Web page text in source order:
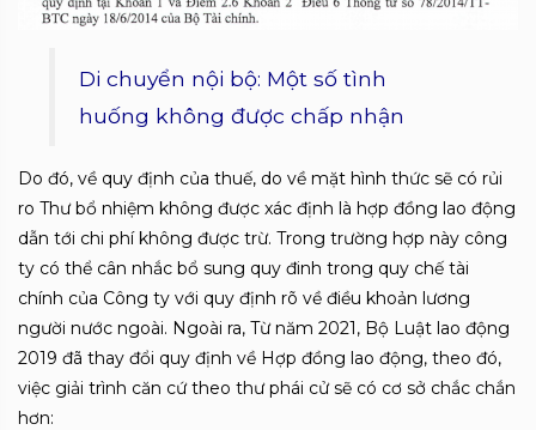
Di chuyển nội bộ: Một số tình
huống không được chấp nhận
Do đó, về quy định của thuế, do về mặt hình thức sẽ có rủi
ro Thư bổ nhiệm không được xác định là hợp đồng lao động
dẫn tới chi phí không được trừ. Trong trường hợp này công
ty có thể cân nhắc bổ sung quy đinh trong quy chế tài
chính của Công ty với quy định rõ về điều khoản lương
người nước ngoài. Ngoài ra, Từ năm 2021, Bộ Luật lao động
2019 đã thay đổi quy định về Hợp đồng lao động, theo đó,
việc giải trình căn cứ theo thư phái cử sẽ có cơ sở chắc chắn
hơn: